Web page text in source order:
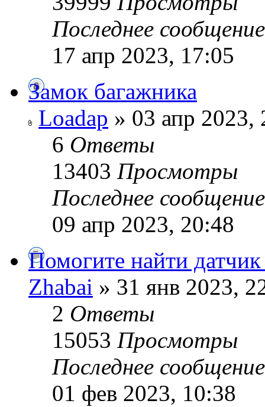
Последнее
17 апр 2023, 17:05
Замок багажника
Loadap » 03 апр 2023,
6 Ответы
13403 Просмотры
Последнее
09 апр 2023, 20:48
Помогите найти датчик
Zhabai » 31 янв 2023,
2 Ответы
15053 Просмотры
Последнее
01 фев 2023, 10:38